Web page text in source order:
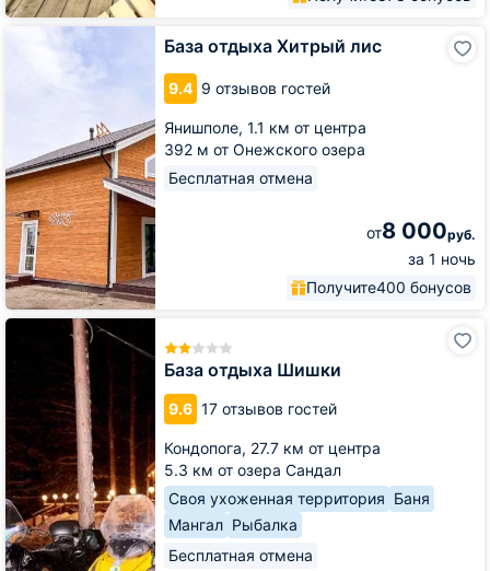
База отдыха Хитрый лис
9.4 9 отзывов гостей
Янишполе, 1.1 км от центра
392 м от Онежского озера
Бесплатная отмена
от8 000руб.
за 1 ночь
Получите400 бонусов
База отдыха Шишки
9.6 17 отзывов гостей
Кондопога, 27.7 км от центра
5.3 км от озера Сандал
Своя ухоженная территория Баня
Мангал Рыбалка
Бесплатная отмена
База